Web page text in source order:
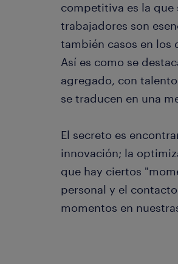
competitiva es la que
trabajadores son
también casos en los
Así es como se
agregado, con
se traducen en una
El secreto es
innovación; la
que hay ciertos
personal y el
momentos en